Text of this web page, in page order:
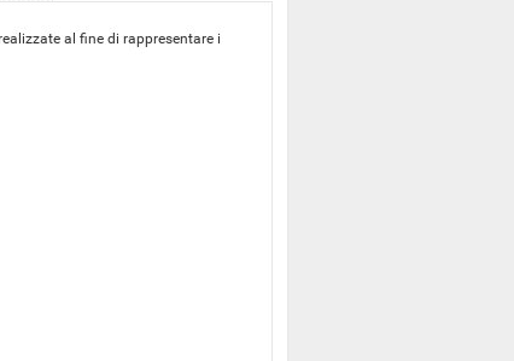
al fine di rappresentare i